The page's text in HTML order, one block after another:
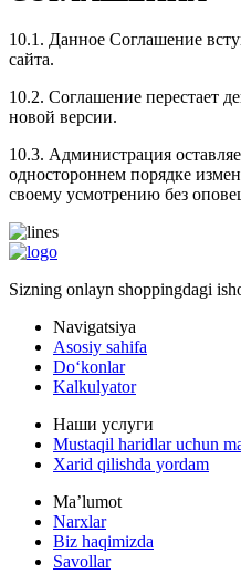
10.1. Данное Соглашение
сайта.
10.2. Соглашение перестает
новой версии.
10.3. Администрация
одностороннем порядке
своему усмотрению без
Sizning onlayn shoppingdagi
Navigatsiya
Asosiy sahifa
Doʻkonlar
Kalkulyator
Наши услуги
Mustaqil haridlar uchun
Xarid qilishda yordam
Maʼlumot
Narxlar
Biz haqimizda
Savollar